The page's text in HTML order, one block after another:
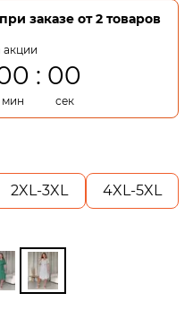
заказе от 2 товаров
акции
мин
00
сек
2XL-3XL 4XL-5XL